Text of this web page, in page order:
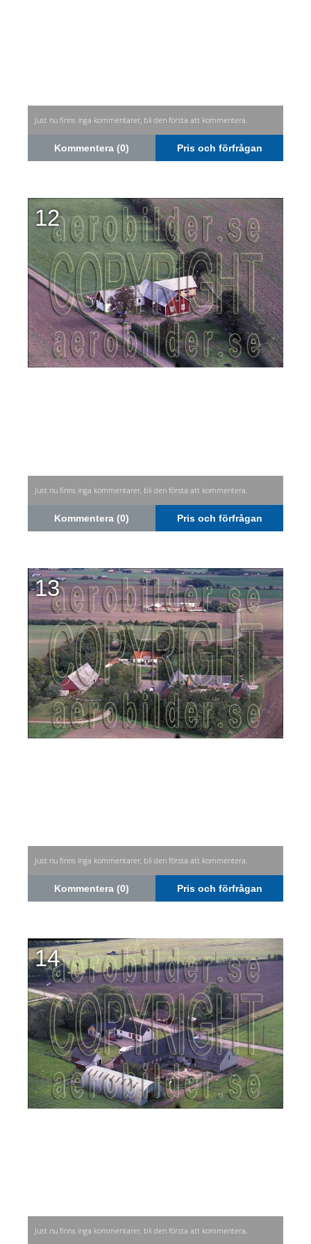
Just nu finns inga kommentarer, bli den första att kommentera.
Kommentera (0) Pris och förfrågan
12
Just nu finns inga kommentarer, bli den första att kommentera.
Kommentera (0) Pris och förfrågan
13
Just nu finns inga kommentarer, bli den första att kommentera.
Kommentera (0) Pris och förfrågan
14
Just nu finns inga kommentarer, bli den första att kommentera.